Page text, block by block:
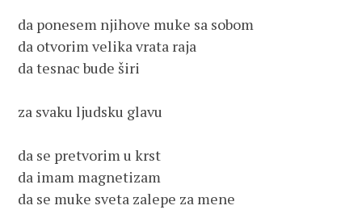
da ponesem njihove muke sa sobom
da otvorim velika vrata raja
da tesnac bude širi
za svaku ljudsku glavu
da se pretvorim u krst
da imam magnetizam
da se muke sveta zalepe za mene